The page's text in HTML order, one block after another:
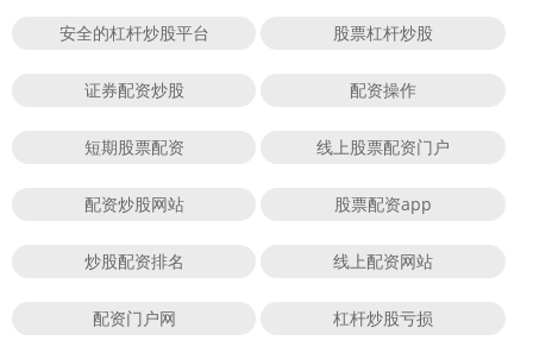
安全的杠杆炒股平台 股票杠杆炒股
证券配资炒股 配资操作
短期股票配资 线上股票配资门户
配资炒股网站 股票配资app
炒股配资排名 线上配资网站
配资门户网 杠杆炒股亏损